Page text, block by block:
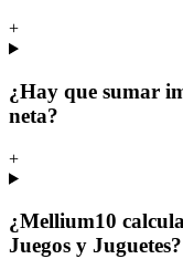
+
¿Hay que sumar
neta?
+
¿Mellium10
Juegos y Juguetes?